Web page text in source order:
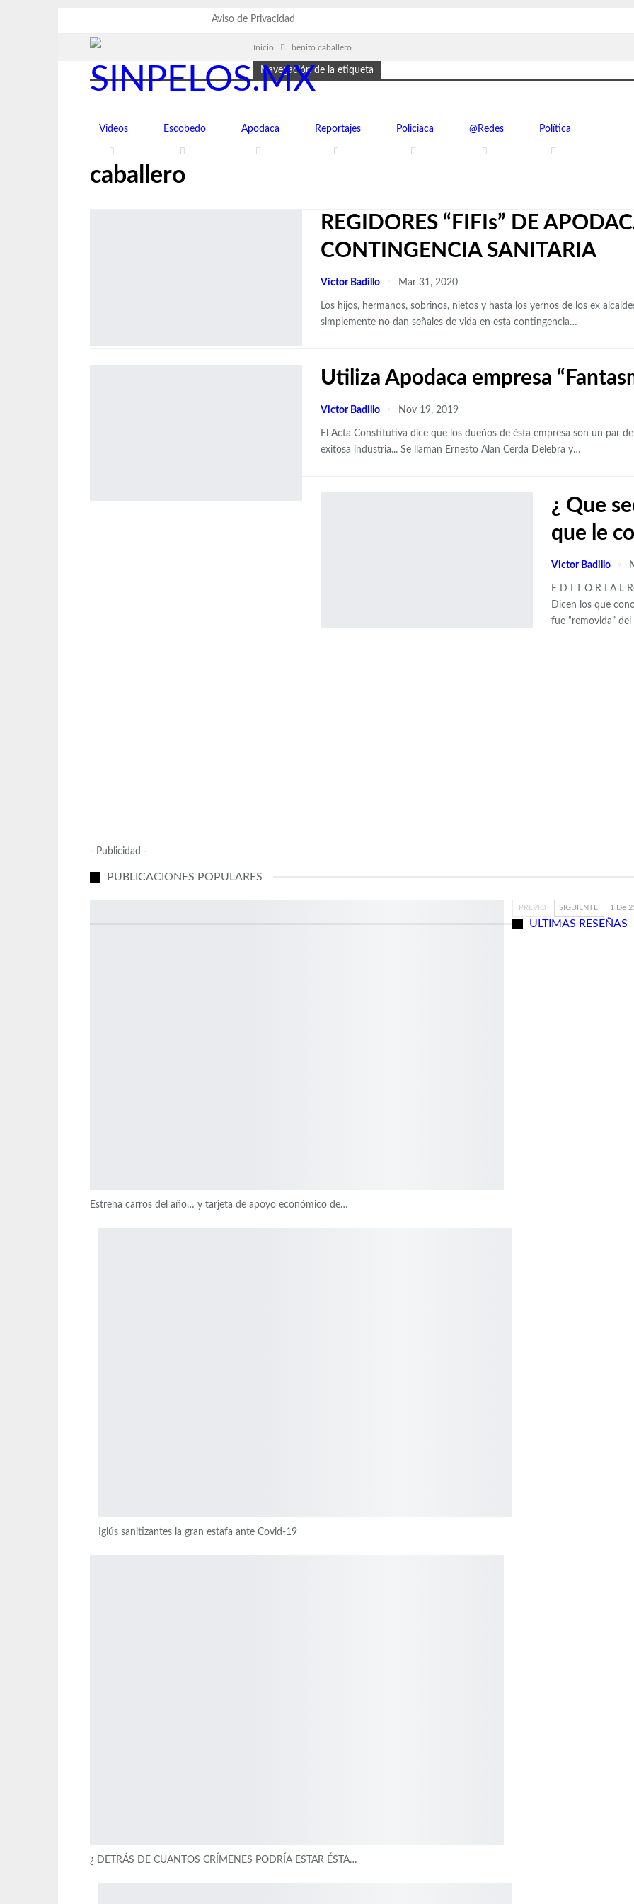
Aviso de Privacidad
Videos Escobedo Apodaca Reportajes Policiaca @Redes Política
Inicio benito caballero
Navegación de la etiqueta
caballero
REGIDORES “FIFIs” DE
CONTINGENCIA SANITARIA
Victor Badillo Mar 31, 2020
Los hijos, hermanos, sobrinos, nietos y hasta los yernos de los ex
simplemente no dan señales de vida en esta contingencia…
Utiliza Apodaca empresa
Victor Badillo Nov 19, 2019
El Acta Constitutiva dice que los dueños de ésta empresa son un par
exitosa industria... Se llaman Ernesto Alan Cerda Delebra y…
¿ Que
que le
Victor Badillo
E D I T O R I A L
Dicen los que
fue “removida”
- Publicidad -
PUBLICACIONES POPULARES
Estrena carros del año… y tarjeta de apoyo económico de…
Iglús sanitizantes la gran estafa ante Covid-19
¿ DETRÁS DE CUANTOS CRÍMENES PODRÍA ESTAR ÉSTA…
PREVIO SIGUIENTE 1 De
ULTIMAS RESEÑAS